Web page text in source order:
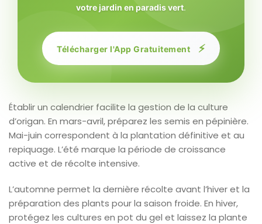
votre jardin en paradis vert.
Télécharger l'App Gratuitement ⚡
Établir un calendrier facilite la gestion de la culture
d’origan. En mars-avril, préparez les semis en pépinière.
Mai-juin correspondent à la plantation définitive et au
repiquage. L’été marque la période de croissance
active et de récolte intensive.
L’automne permet la dernière récolte avant l’hiver et la
préparation des plants pour la saison froide. En hiver,
protégez les cultures en pot du gel et laissez la plante